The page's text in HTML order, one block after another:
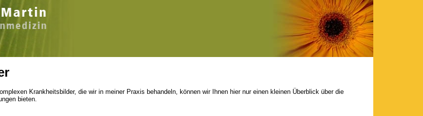
Krankheitsbilder, die wir in meiner Praxis behandeln, können wir Ihnen hier nur einen kleinen Überblick über die
bieten.